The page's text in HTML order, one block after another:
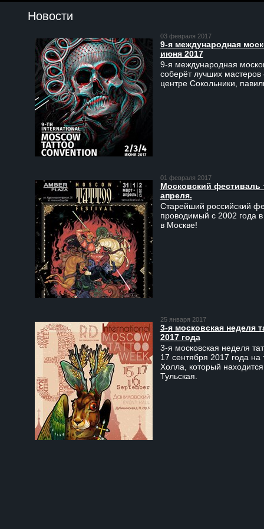
Новости
03 февраля 2017
9-я международная
июня 2017
9-я международная
соберёт лучших
центре Сокольники,
01 февраля 2017
Московский фестиваль
апреля.
Старейший российский
проводимый с 2002 года
в Москве!
25 января 2017
3-я московская неделя
2017 года
3-я московская неделя
17 сентября 2017 года на
Холла, который
Тульская.